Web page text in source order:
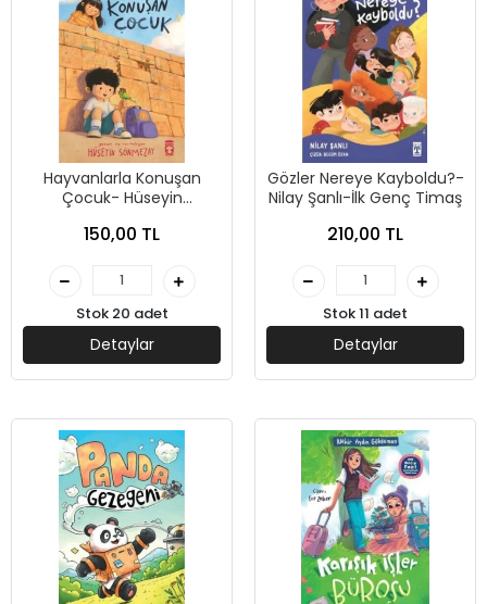
Hayvanlarla Konuşan
Çocuk- Hüseyin
150,00 TL
Stok 20 adet
Detaylar
Gözler Nereye Kayboldu?-
Nilay Şanlı-İlk Genç Timaş
210,00 TL
Stok 11 adet
Detaylar